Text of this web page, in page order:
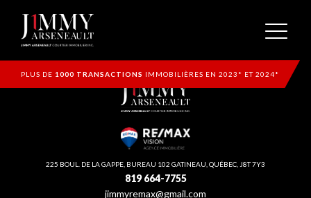
PLUS DE 1000 TRANSACTIONS IMMOBILIÈRES EN 2023* ET 2024*
225 BOUL. DE LA GAPPE, BUREAU 102 GATINEAU, QUÉBEC, J8T 7Y3
819 664-7755
jimmyremax@gmail.com